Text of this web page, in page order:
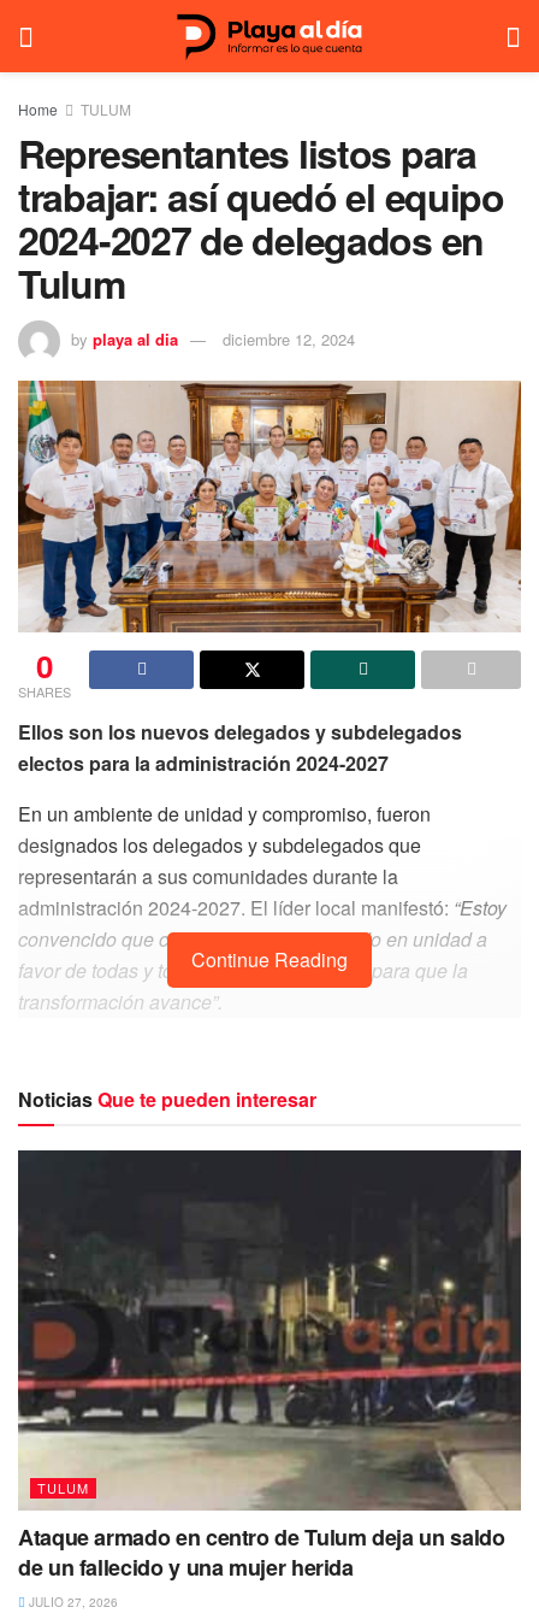
Home TULUM
Representantes listos para
trabajar: así quedó el equipo
2024-2027 de delegados en
Tulum
by playa al dia diciembre 12, 2024
0
SHARES
Ellos son los nuevos delegados y subdelegados
electos para la administración 2024-2027
En un ambiente de unidad y compromiso, fueron
designados los delegados y subdelegados que
representarán a sus comunidades durante la
administración 2024-2027. El líder local manifestó: “Estoy
convencido que continuaremos trabajando en unidad a
favor de todas y todos, con transparencia para que la
transformación avance”.
: Rosa María Tun Puc
Francisco Uh May: Adolfo Hau Yeh
Manuel Antonio Hay : Josué Alejandro Canche Bello
Cobá: Ezequiel May Azcorra
San Juan de Dios: Francisca Tun Caamal
San Pedro
: Rigoberto Cen Can
Sahcabmucuy
: María Sandra Dzib Canul
Chanchén Palmar: Eduardo Dzul Dzib
Hondzonot : Rosendo May Chulim
Continue Reading
NoticiasQue te pueden interesar
TULUM
Ataque armado en centro de Tulum deja un saldo
de un fallecido y una mujer herida
JULIO 27, 2026